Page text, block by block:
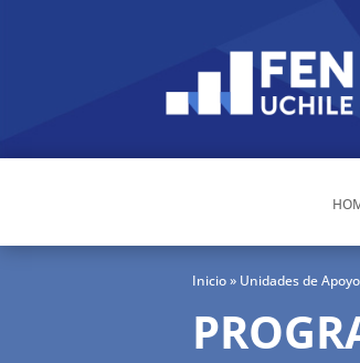
Inicio» Unidades de